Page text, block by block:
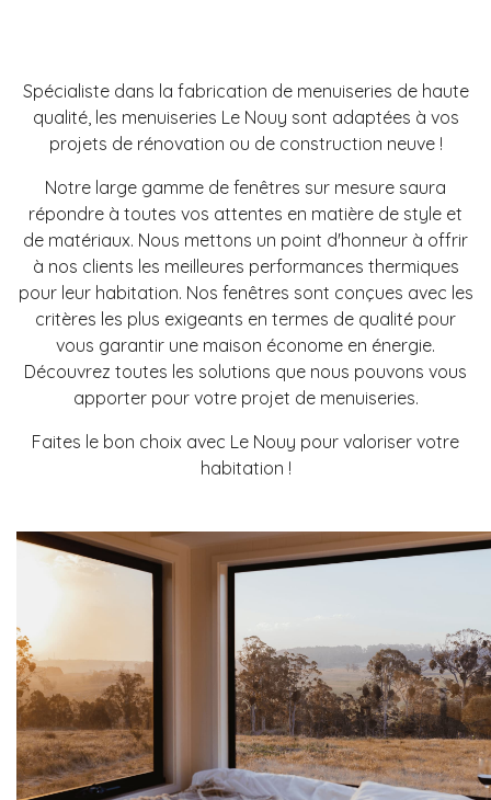
Spécialiste dans la fabrication de menuiseries de haute
qualité, les menuiseries Le Nouy sont adaptées à vos
projets de rénovation ou de construction neuve !
Notre large gamme de fenêtres sur mesure saura
répondre à toutes vos attentes en matière de style et
de matériaux. Nous mettons un point d'honneur à offrir
à nos clients les meilleures performances thermiques
pour leur habitation. Nos fenêtres sont conçues avec les
critères les plus exigeants en termes de qualité pour
vous garantir une maison économe en énergie.
Découvrez toutes les solutions que nous pouvons vous
apporter pour votre projet de menuiseries.
Faites le bon choix avec Le Nouy pour valoriser votre
habitation !